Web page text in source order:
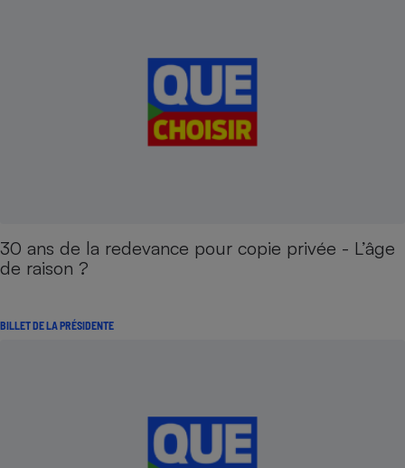
30 ans de la redevance pour copie privée - L’âge
de raison ?
BILLET DE LA PRÉSIDENTE